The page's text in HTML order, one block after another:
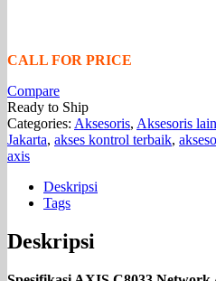
CALL FOR PRICE
Compare
Ready to Ship
Categories: Aksesoris, Aksesoris
Jakarta, akses kontrol terbaik,
axis
Deskripsi
Tags
Deskripsi